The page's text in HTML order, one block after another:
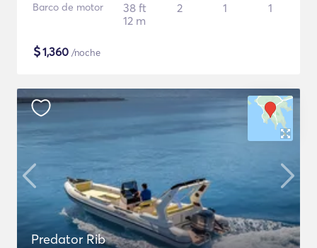
Barco de motor
38 ft
12 m
2 1 1
$1,360 /noche
Predator Rib